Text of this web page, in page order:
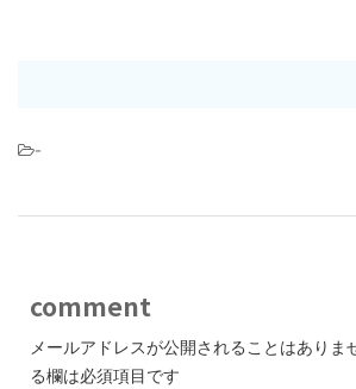
-
comment
メールアドレスが公開されることはありま
る欄は必須項目です